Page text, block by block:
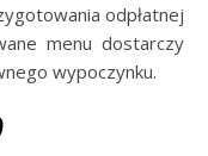
odpłatnej
menu dostarczy
wypoczynku.